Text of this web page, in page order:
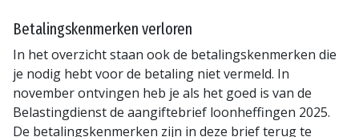
Betalingskenmerken verloren
In het overzicht staan ook de betalingskenmerken die
je nodig hebt voor de betaling niet vermeld. In
november ontvingen heb je als het goed is van de
Belastingdienst de aangiftebrief loonheffingen 2025.
De betalingskenmerken zijn in deze brief terug te